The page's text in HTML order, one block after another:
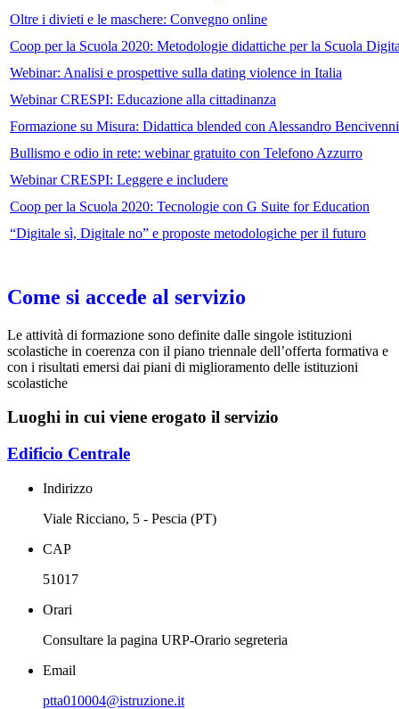
Oltre i divieti e le maschere: Convegno online
Coop per la Scuola 2020: Metodologie didattiche per la Scuola
Webinar: Analisi e prospettive sulla dating violence in Italia
Webinar CRESPI: Educazione alla cittadinanza
Formazione su Misura: Didattica blended con Alessandro Bencivenni
Bullismo e odio in rete: webinar gratuito con Telefono Azzurro
Webinar CRESPI: Leggere e includere
Coop per la Scuola 2020: Tecnologie con G Suite for Education
“Digitale sì, Digitale no” e proposte metodologiche per il futuro
Come si accede al servizio
Le attività di formazione sono definite dalle singole istituzioni
scolastiche in coerenza con il piano triennale dell’offerta formativa e
con i risultati emersi dai piani di miglioramento delle istituzioni
scolastiche
Luoghi in cui viene erogato il servizio
Edificio Centrale
Indirizzo
Viale Ricciano, 5 - Pescia (PT)
CAP
51017
Orari
Consultare la pagina URP-Orario segreteria
Email
ptta010004@istruzione.it